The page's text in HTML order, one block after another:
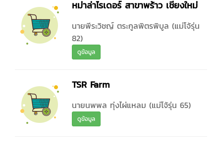
หม่าล่าไรเดอร์ สาขาพร้าว เชียงใหม่
นายพีระวิชญ์ ตระกูลพิตรพิบูล (แม่โจ้รุ่น
82)
ดูข้อมูล
TSR Farm
นายนพพล ทุ่งไผ่แหลม (แม่โจ้รุ่น 65)
ดูข้อมูล